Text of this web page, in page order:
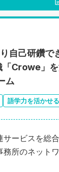
自己研鑽
Crowe」
ム
語学力を活かせる
ービスを総
所のネット